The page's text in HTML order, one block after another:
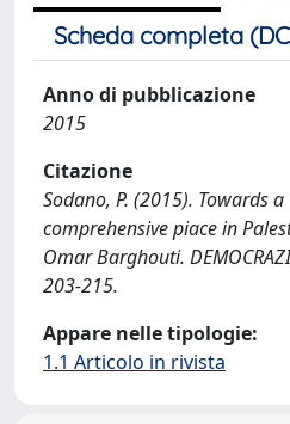
Scheda completa
Anno di pubblicazione
2015
Citazione
Sodano, P. (2015). Towards
comprehensive piace in
Omar Barghouti.
203-215.
Appare nelle tipologie:
1.1 Articolo in rivista